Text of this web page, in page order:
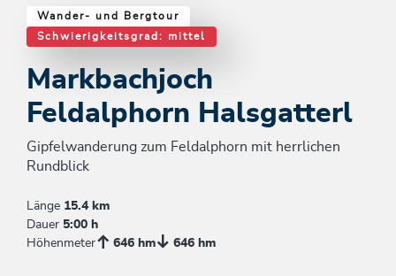
Wander- und Bergtour
Schwierigkeitsgrad: mittel
Markbachjoch
Feldalphorn Halsgatterl
Gipfelwanderung zum Feldalphorn mit herrlichen
Rundblick
Länge 15.4 km
Dauer 5:00 h
Höhenmeter
646 hm 646 hm